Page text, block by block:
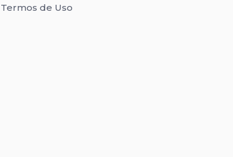
Termos de Uso